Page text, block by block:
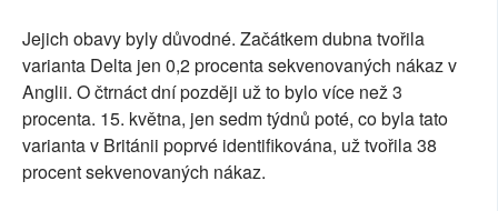
Jejich obavy byly důvodné. Začátkem dubna tvořila
varianta Delta jen 0,2 procenta sekvenovaných nákaz v
Anglii. O čtrnáct dní později už to bylo více než 3
procenta. 15. května, jen sedm týdnů poté, co byla tato
varianta v Británii poprvé identifikována, už tvořila 38
procent sekvenovaných nákaz.